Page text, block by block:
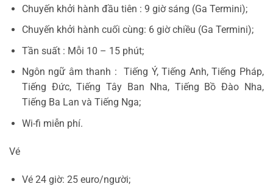
Chuyến khởi hành đầu tiên : 9 giờ sáng (Ga Termini);
Chuyến khởi hành cuối cùng: 6 giờ chiều (Ga Termini);
Tần suất : Mỗi 10 – 15 phút;
Ngôn ngữ âm thanh : Tiếng Ý, Tiếng Anh, Tiếng Pháp,
Tiếng Đức, Tiếng Tây Ban Nha, Tiếng Bồ Đào Nha,
Tiếng Ba Lan và Tiếng Nga;
Wi-fi miễn phí.
Vé
Vé 24 giờ: 25 euro/người;